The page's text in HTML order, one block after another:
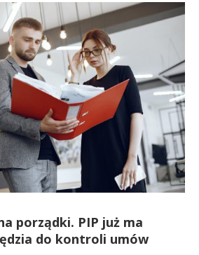
porządki. PIP już ma
do kontroli umów